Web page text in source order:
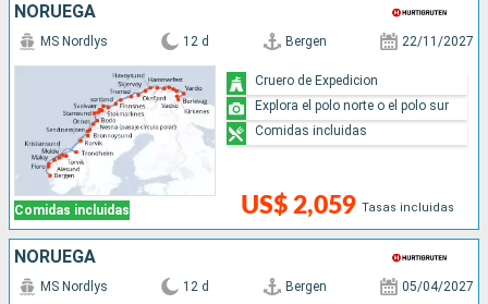
NORUEGA
Comidas incluidas
MS Nordlys 12 d Bergen 22/11/2027
US$ 2,059 Tasas incluidas
Cruero de Expedicion
Explora el polo norte o el polo sur
Comidas incluidas
NORUEGA
MS Nordlys 12 d Bergen 05/04/2027